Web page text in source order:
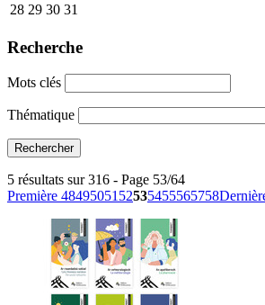
28 29 30 31
Recherche
Mots clés
Thématique
5 résultats sur 316 - Page 53/64
Première 48495051 52535455565758